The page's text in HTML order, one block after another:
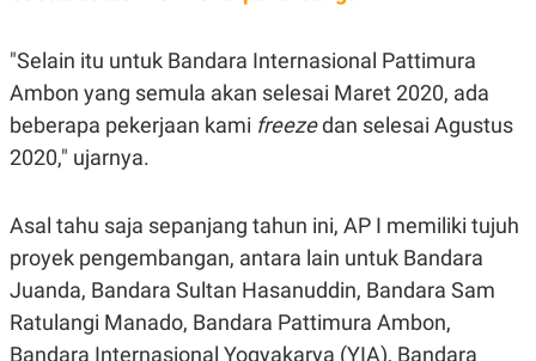
T
O
N
T
T
I
P
S
JARINGAN
"Selain itu untuk Bandara Internasional Pattimura
Ambon yang semula akan selesai Maret 2020, ada
beberapa pekerjaan kami freezedan selesai Agustus
2020," ujarnya.
Asal tahu saja sepanjang tahun ini, AP I memiliki tujuh
proyek pengembangan, antara lain untuk Bandara
Juanda, Bandara Sultan Hasanuddin, Bandara Sam
Ratulangi Manado, Bandara Pattimura Ambon,
Bandara Internasional Yogyakarya (YIA), Bandara